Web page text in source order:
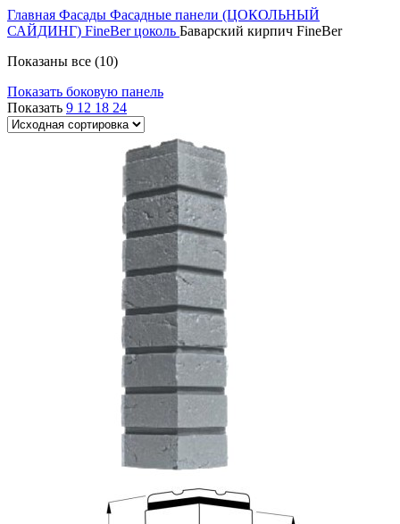
Главная Фасады Фасадные панели (ЦОКОЛЬНЫЙ
САЙДИНГ) FineBer цоколь Баварский кирпич FineBer
Показаны все (10)
Показать боковую панель
Показать 9 12 18 24